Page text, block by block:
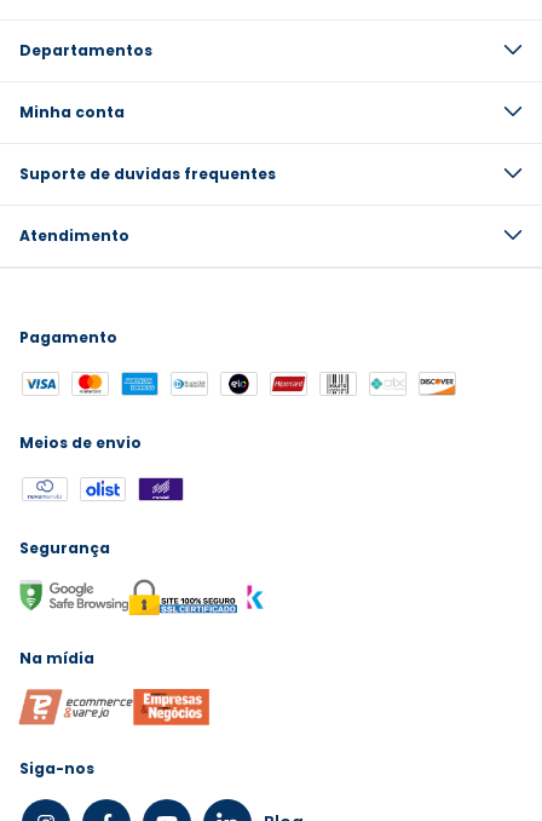
Departamentos
Minha conta
Suporte de duvidas frequentes
Atendimento
Pagamento
Meios de envio
Segurança
Na mídia
Siga-nos